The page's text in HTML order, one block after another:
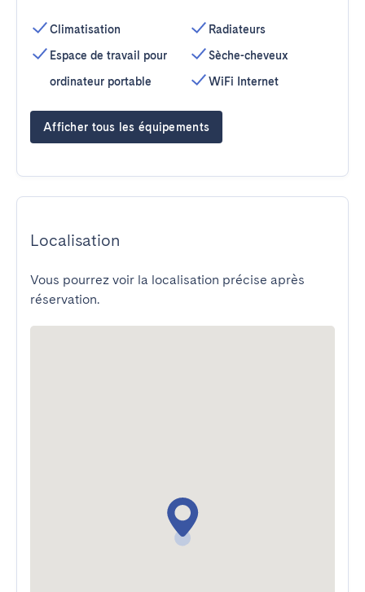
Climatisation
Espace de travail pour
ordinateur portable
Radiateurs
Sèche-cheveux
WiFi Internet
Afficher tous les équipements
Localisation
Vous pourrez voir la localisation précise après
réservation.